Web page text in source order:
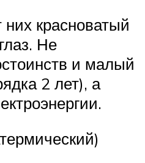
красноватый
Не
и малый
2 лет), а